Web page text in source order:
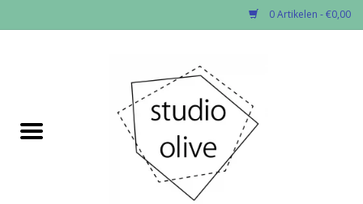
0 Artikelen - €0,00
✂︎Nieuw